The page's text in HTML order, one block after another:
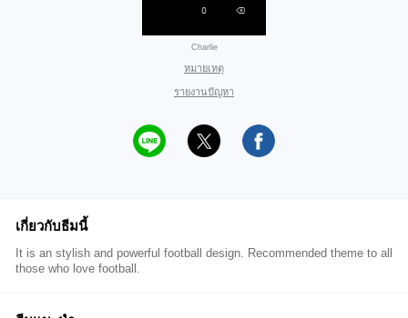
Charlie
หมายเหตุ
รายงานปัญหา
เกี่ยวกับธีมนี้
It is an stylish and powerful football design. Recommended theme to all
those who love football.